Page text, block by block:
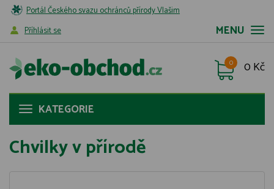
Portál Českého svazu ochránců přírody Vlašim
MENU
Příhlásit se
0 Kč
0
KATEGORIE
Chvilky v přírodě